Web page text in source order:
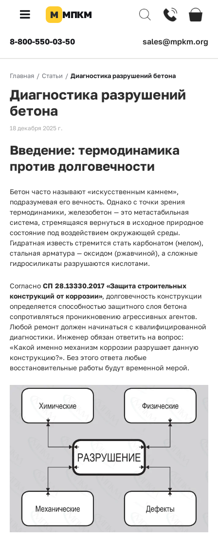
×
КОМПАНИЯ
О
компании
Доставка
Оплата
Каталог
Бренды
Прайс-
лист
Проектировщикам
Контакты
8
800
550-
50
sales@mpkm.org
М МПКМ
8-800-550-03-50 sales@mpkm.org
Главная / Статьи / Диагностика разрушений бетона
Диагностика разрушений
бетона
18 декабря 2025 г.
Введение: термодинамика
против долговечности
Бетон часто называют «искусственным камнем»,
подразумевая его вечность. Однако с точки зрения
термодинамики, железобетон — это метастабильная
система, стремящаяся вернуться в исходное природное
состояние под воздействием окружающей среды.
Гидратная известь стремится стать карбонатом (мелом),
стальная арматура — оксидом (ржавчиной), а сложные
гидросиликаты разрушаются кислотами.
Согласно СП 28.13330.2017 «Защита строительных
конструкций от коррозии», долговечность конструкции
определяется способностью защитного слоя бетона
сопротивляться проникновению агрессивных агентов.
Любой ремонт должен начинаться с квалифицированной
диагностики. Инженер обязан ответить на вопрос:
«Какой именно механизм коррозии разрушает данную
конструкцию?». Без этого ответа любые
восстановительные работы будут временной мерой.